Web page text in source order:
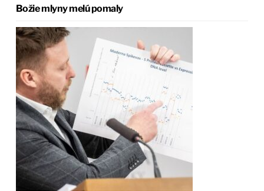
Božie mlyny melú pomaly